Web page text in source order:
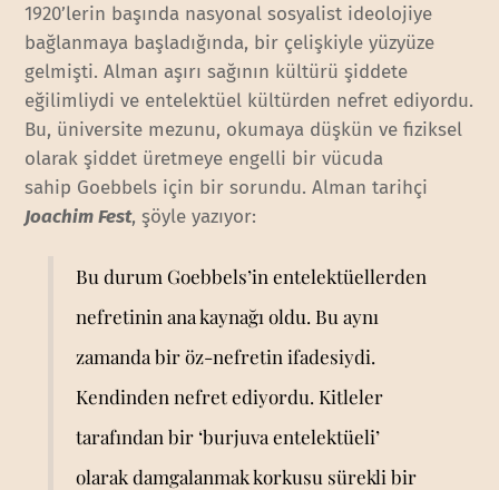
1920’lerin başında nasyonal sosyalist ideolojiye
bağlanmaya başladığında, bir çelişkiyle yüzyüze
gelmişti. Alman aşırı sağının kültürü şiddete
eğilimliydi ve entelektüel kültürden nefret ediyordu.
Bu, üniversite mezunu, okumaya düşkün ve fiziksel
olarak şiddet üretmeye engelli bir vücuda
sahip Goebbels için bir sorundu. Alman tarihçi
Joachim Fest, şöyle yazıyor:
Bu durum Goebbels’in entelektüellerden
nefretinin ana kaynağı oldu. Bu aynı
zamanda bir öz-nefretin ifadesiydi.
Kendinden nefret ediyordu. Kitleler
tarafından bir ‘burjuva entelektüeli’
olarak damgalanmak korkusu sürekli bir